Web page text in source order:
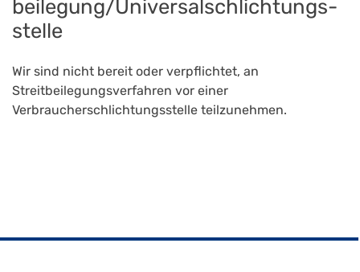
beilegung/Universal­schlichtungs­
stelle
Wir sind nicht bereit oder verpflichtet, an
Streitbeilegungsverfahren vor einer
Verbraucherschlichtungsstelle teilzunehmen.